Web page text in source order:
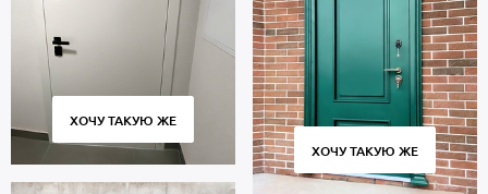
ХОЧУ ТАКУЮ ЖЕ
ХОЧУ ТАКУЮ ЖЕ